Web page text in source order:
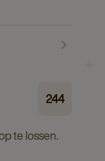
244
te lossen.